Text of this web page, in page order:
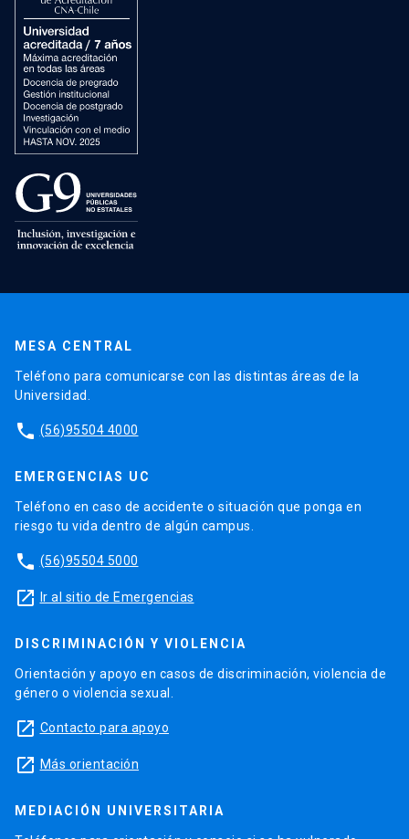
MESA CENTRAL
Teléfono para comunicarse con las distintas áreas de la
Universidad.
phone (56)95504 4000
EMERGENCIAS UC
Teléfono en caso de accidente o situación que ponga en
riesgo tu vida dentro de algún campus.
phone (56)95504 5000
launch Ir al sitio de Emergencias
DISCRIMINACIÓN Y VIOLENCIA
Orientación y apoyo en casos de discriminación, violencia de
género o violencia sexual.
launch Contacto para apoyo
launch Más orientación
MEDIACIÓN UNIVERSITARIA